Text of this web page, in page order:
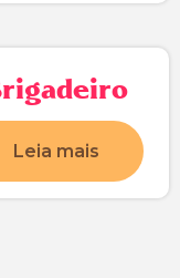
Leia mais